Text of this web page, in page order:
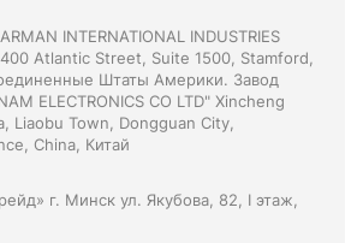
INTERNATIONAL INDUSTRIES
400 Atlantic Street, Suite 1500, Stamford,
Штаты Америки. Завод
ELECTRONICS CO LTD" Хincheng
Liaobu Town, Dongguan City,
China, Китай
г. Минск ул. Якубова, 82, I этаж,